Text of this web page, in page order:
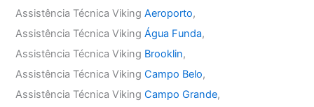
Assistência Técnica VikingAeroporto,
Assistência Técnica VikingÁgua Funda,
Assistência Técnica Viking Brooklin,
Assistência Técnica VikingCampo Belo,
Assistência Técnica VikingCampo Grande,